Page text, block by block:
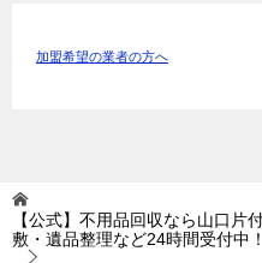
加盟希望の業者の方へ
【公式】不用品回収なら山口片
敷・遺品整理など24時間受付中！